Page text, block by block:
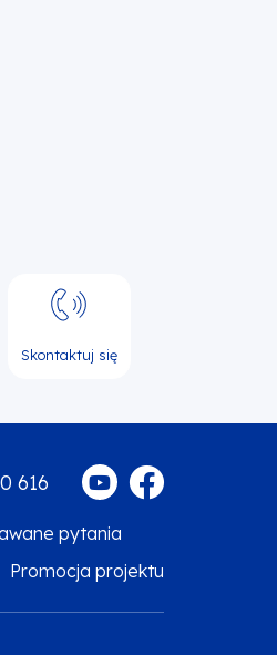
Skontaktuj się
616
pytania
Promocja projektu